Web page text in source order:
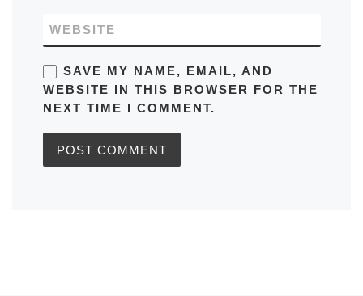
WEBSITE
SAVE MY NAME, EMAIL, AND
WEBSITE IN THIS BROWSER FOR THE
NEXT TIME I COMMENT.